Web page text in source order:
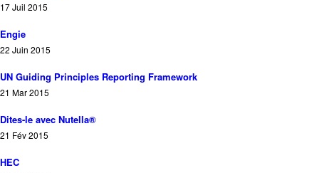
17 Juil 2015
Engie
22 Juin 2015
UN Guiding Principles Reporting Framework
21 Mar 2015
Dites-le avec Nutella®
21 Fév 2015
HEC